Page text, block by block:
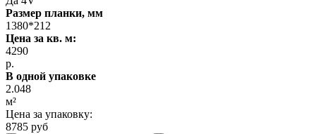
Размер планки, мм
1380*212
Цена за кв. м:
4290
р.
В одной упаковке
2.048
м²
Цена за упаковку:
8785 руб